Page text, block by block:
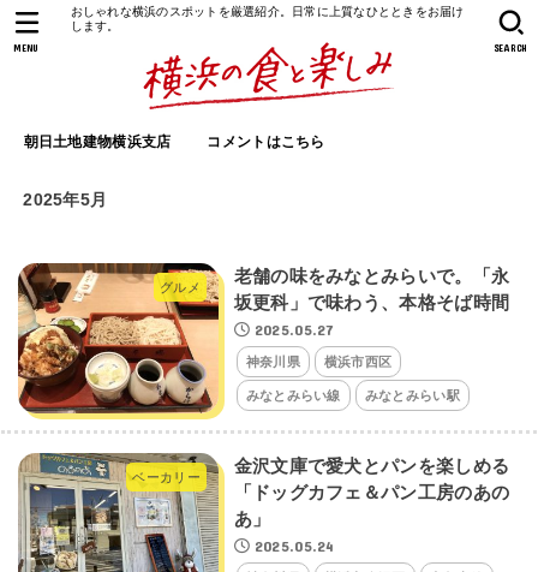
おしゃれな横浜のスポットを厳選紹介。日常に上質なひとときをお届け
します。
朝日土地建物横浜支店 コメントはこちら
SEARCH
MENU
2025年5月
グルメ
老舗の味をみなとみらいで。「永
坂更科」で味わう、本格そば時間
2025.05.27
神奈川県 横浜市西区
みなとみらい線 みなとみらい駅
ベーカリー
金沢文庫で愛犬とパンを楽しめる
「ドッグカフェ＆パン工房のあの
あ」
2025.05.24